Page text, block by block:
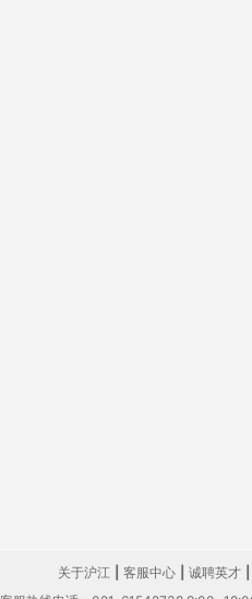
关于沪江 客服中心 诚聘英才